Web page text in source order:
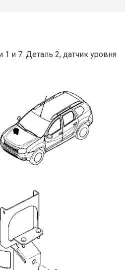
и 7. Деталь 2, датчик уровня